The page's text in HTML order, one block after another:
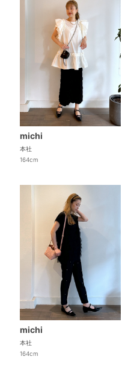
michi
本社
164cm
michi
本社
164cm